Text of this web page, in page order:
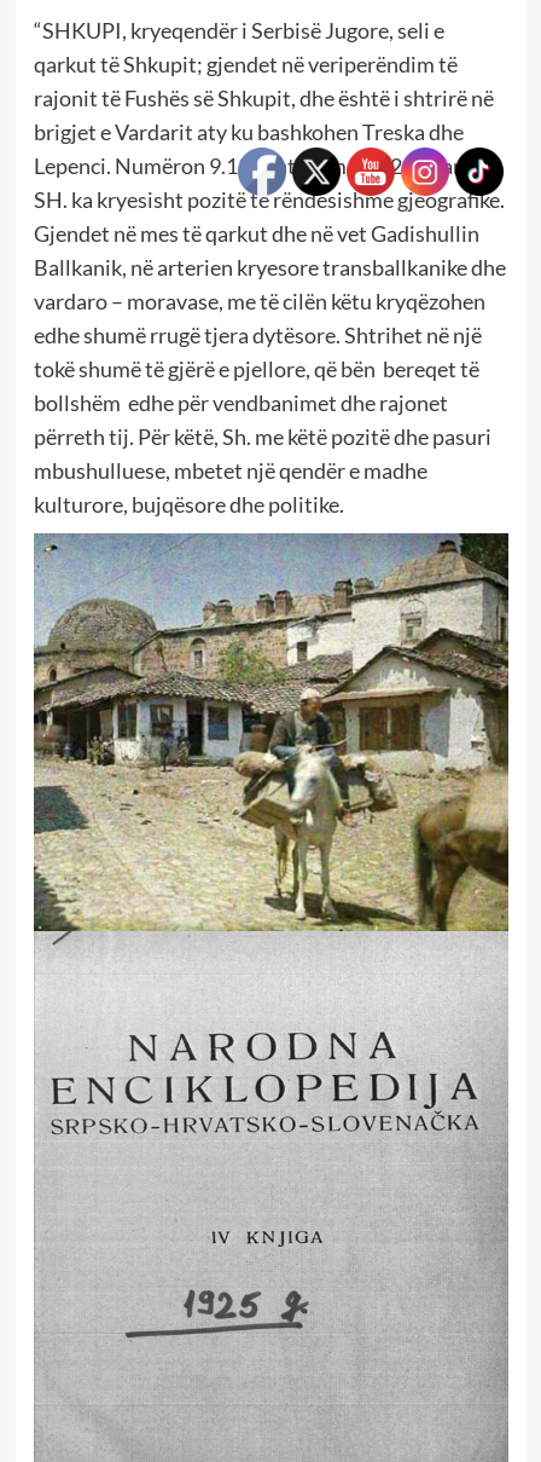
“SHKUPI, kryeqendër i Serbisë Jugore, seli e
qarkut të Shkupit; gjendet në veriperëndim të
rajonit të Fushës së Shkupit, dhe është i shtrirë në
brigjet e Vardarit aty ku bashkohen Treska dhe
Lepenci. Numëron 9.130 shtëpi me 69.269 banorë.
SH. ka kryesisht pozitë të rëndësishme gjeografike.
Gjendet në mes të qarkut dhe në vet Gadishullin
Ballkanik, në arterien kryesore transballkanike dhe
vardaro – moravase, me të cilën këtu kryqëzohen
edhe shumë rrugë tjera dytësore. Shtrihet në një
tokë shumë të gjërë e pjellore, që bën bereqet të
bollshëm edhe për vendbanimet dhe rajonet
përreth tij. Për këtë, Sh. me këtë pozitë dhe pasuri
mbushulluese, mbetet një qendër e madhe
kulturore, bujqësore dhe politike.